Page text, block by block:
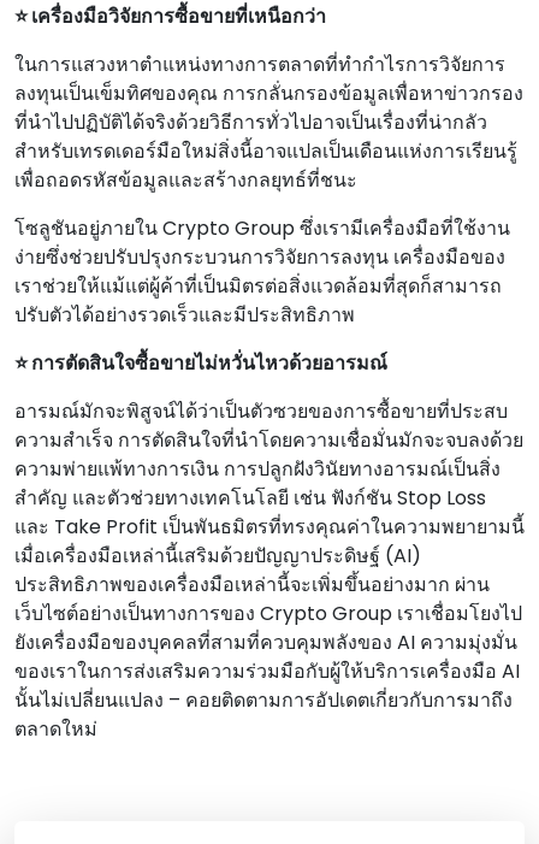
⭐ เครื่องมือวิจัยการซื้อขายที่เหนือกว่า
ในการแสวงหาตําแหน่งทางการตลาดที่ทํากําไรการวิจัยการ
ลงทุนเป็นเข็มทิศของคุณ การกลั่นกรองข้อมูลเพื่อหาข่าวกรอง
ที่นําไปปฏิบัติได้จริงด้วยวิธีการทั่วไปอาจเป็นเรื่องที่น่ากลัว
สําหรับเทรดเดอร์มือใหม่สิ่งนี้อาจแปลเป็นเดือนแห่งการเรียนรู้
เพื่อถอดรหัสข้อมูลและสร้างกลยุทธ์ที่ชนะ
โซลูชันอยู่ภายใน Crypto Group ซึ่งเรามีเครื่องมือที่ใช้งาน
ง่ายซึ่งช่วยปรับปรุงกระบวนการวิจัยการลงทุน เครื่องมือของ
เราช่วยให้แม้แต่ผู้ค้าที่เป็นมิตรต่อสิ่งแวดล้อมที่สุดก็สามารถ
ปรับตัวได้อย่างรวดเร็วและมีประสิทธิภาพ
⭐ การตัดสินใจซื้อขายไม่หวั่นไหวด้วยอารมณ์
อารมณ์มักจะพิสูจน์ได้ว่าเป็นตัวซวยของการซื้อขายที่ประสบ
ความสําเร็จ การตัดสินใจที่นําโดยความเชื่อมั่นมักจะจบลงด้วย
ความพ่ายแพ้ทางการเงิน การปลูกฝังวินัยทางอารมณ์เป็นสิ่ง
สําคัญ และตัวช่วยทางเทคโนโลยี เช่น ฟังก์ชัน Stop Loss
และ Take Profit เป็นพันธมิตรที่ทรงคุณค่าในความพยายามนี้
เมื่อเครื่องมือเหล่านี้เสริมด้วยปัญญาประดิษฐ์ (AI)
ประสิทธิภาพของเครื่องมือเหล่านี้จะเพิ่มขึ้นอย่างมาก ผ่าน
เว็บไซต์อย่างเป็นทางการของ Crypto Group เราเชื่อมโยงไป
ยังเครื่องมือของบุคคลที่สามที่ควบคุมพลังของ AI ความมุ่งมั่น
ของเราในการส่งเสริมความร่วมมือกับผู้ให้บริการเครื่องมือ AI
นั้นไม่เปลี่ยนแปลง – คอยติดตามการอัปเดตเกี่ยวกับการมาถึง
ตลาดใหม่